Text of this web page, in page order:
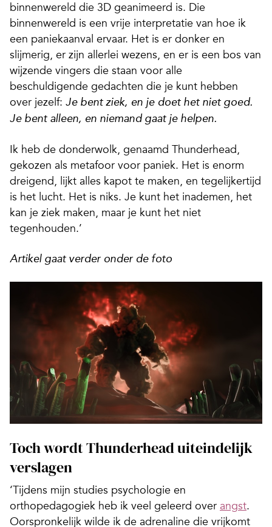
binnenwereld die 3D geanimeerd is. Die
binnenwereld is een vrije interpretatie van hoe ik
een paniekaanval ervaar. Het is er donker en
slijmerig, er zijn allerlei wezens, en er is een bos van
wijzende vingers die staan voor alle
beschuldigende gedachten die je kunt hebben
over jezelf: Je bent ziek, en je doet het niet goed.
Je bent alleen, en niemand gaat je helpen.
Ik heb de donderwolk, genaamd Thunderhead,
gekozen als metafoor voor paniek. Het is enorm
dreigend, lijkt alles kapot te maken, en tegelijkertijd
is het lucht. Het is niks. Je kunt het inademen, het
kan je ziek maken, maar je kunt het niet
tegenhouden.’
Artikel gaat verder onder de foto
Toch wordt Thunderhead uiteindelijk
verslagen
‘Tijdens mijn studies psychologie en
orthopedagogiek heb ik veel geleerd over angst.
Oorspronkelijk wilde ik de adrenaline die vrijkomt